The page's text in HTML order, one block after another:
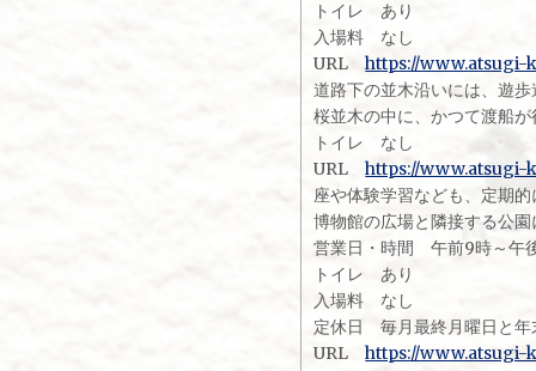
トイレ あり
入場料 なし
URLhttps://
道路下の並木沿いには、遊
桜並木の中に、かつて渡船
トイレ なし
URLhttps://www.atsugi-
座や体験学習なども、定期
博物館の広場と隣接する公
営業日・時間 午前9時～午
トイレ あり
入場料 なし
定休日 毎月最終月曜日と
URLhttps://www.atsugi-